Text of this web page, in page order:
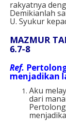
rakyatnya
Demikianlah
U. Syukur
MAZMUR
6.7-8
Ref.
menjadikan
Aku
dari